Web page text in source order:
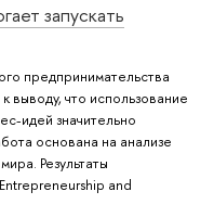
запускать
предпринимательства
что использование
идей значительно
основана на анализе
Результаты
and